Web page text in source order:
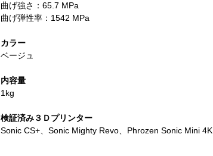
曲げ強さ：65.7 MPa
曲げ弾性率：1542 MPa
カラー
ベージュ
内容量
1kg
検証済み３Ｄプリンター
Sonic CS+、Sonic Mighty Revo、Phrozen Sonic Mini 4K